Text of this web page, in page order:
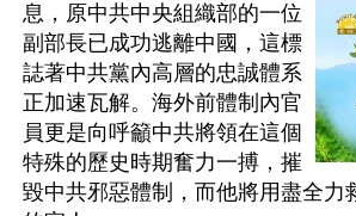
息，原中共中央組織部的一位
副部長已成功逃離中國，這標
誌著中共黨內高層的忠誠體系
正加速瓦解。海外前體制內官
員更是向呼籲中共將領在這個
特殊的歷史時期奮力一搏，摧
毀中共邪惡體制，而他將用盡全力